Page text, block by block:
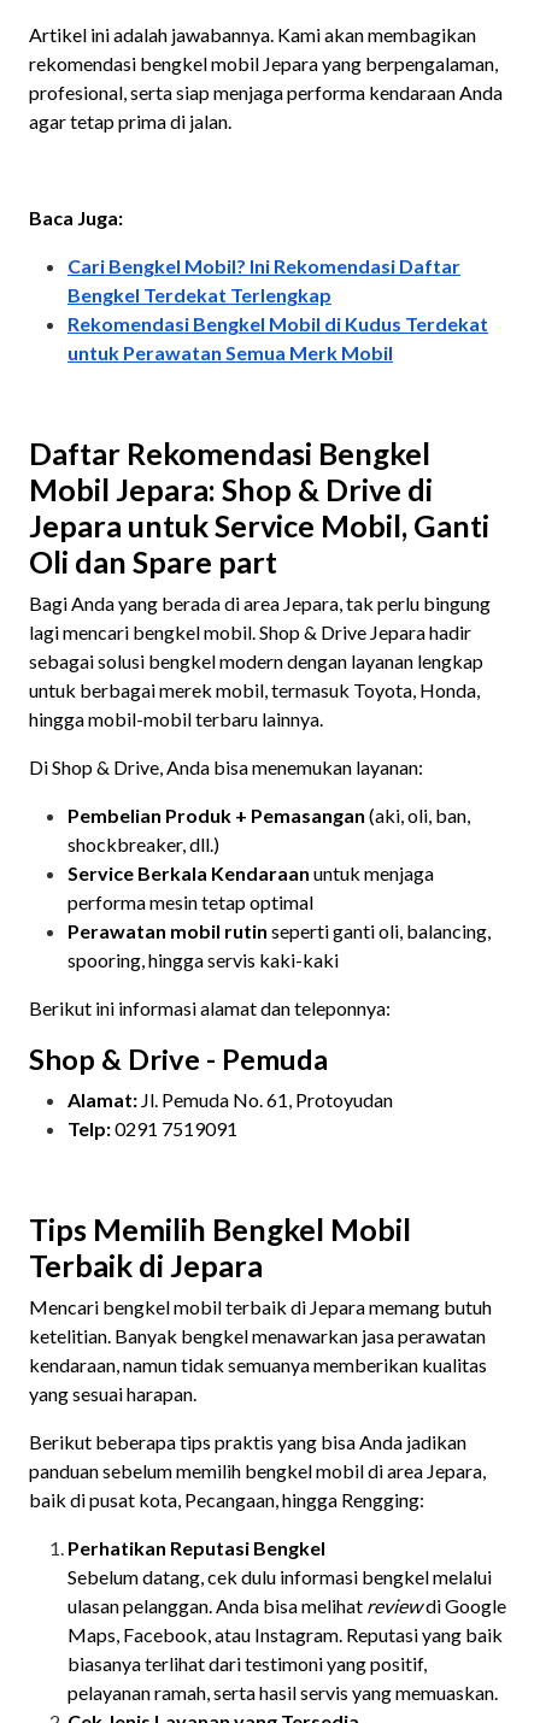
Artikel ini adalah jawabannya. Kami akan membagikan
rekomendasi bengkel mobil Jepara yang berpengalaman,
profesional, serta siap menjaga performa kendaraan Anda
agar tetap prima di jalan.
Baca Juga:
Cari Bengkel Mobil? Ini Rekomendasi Daftar
Bengkel Terdekat Terlengkap
Rekomendasi Bengkel Mobil di Kudus Terdekat
untuk Perawatan Semua Merk Mobil
Daftar Rekomendasi Bengkel
Mobil Jepara: Shop & Drive di
Jepara untuk Service Mobil, Ganti
Oli dan Spare part
Bagi Anda yang berada di area Jepara, tak perlu bingung
lagi mencari bengkel mobil. Shop & Drive Jepara hadir
sebagai solusi bengkel modern dengan layanan lengkap
untuk berbagai merek mobil, termasuk Toyota, Honda,
hingga mobil-mobil terbaru lainnya.
Di Shop & Drive, Anda bisa menemukan layanan:
Pembelian Produk + Pemasangan (aki, oli, ban,
shockbreaker, dll.)
Service Berkala Kendaraan untuk menjaga
performa mesin tetap optimal
Perawatan mobil rutin seperti ganti oli, balancing,
spooring, hingga servis kaki-kaki
Berikut ini informasi alamat dan teleponnya:
Shop & Drive - Pemuda
Alamat: Jl. Pemuda No. 61, Protoyudan
Telp:0291 7519091
Tips Memilih Bengkel Mobil
Terbaik di Jepara
Mencari bengkel mobil terbaik di Jepara memang butuh
ketelitian. Banyak bengkel menawarkan jasa perawatan
kendaraan, namun tidak semuanya memberikan kualitas
yang sesuai harapan.
Berikut beberapa tips praktis yang bisa Anda jadikan
panduan sebelum memilih bengkel mobil di area Jepara,
baik di pusat kota, Pecangaan, hingga Rengging:
Perhatikan Reputasi Bengkel
Sebelum datang, cek dulu informasi bengkel melalui
ulasan pelanggan. Anda bisa melihat reviewdi Google
Maps, Facebook, atau Instagram. Reputasi yang baik
biasanya terlihat dari testimoni yang positif,
pelayanan ramah, serta hasil servis yang memuaskan.